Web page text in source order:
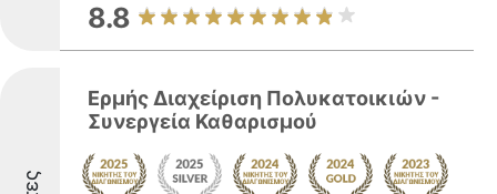
8.8
Ερμής Διαχείριση Πολυκατοικιών -
Συνεργεία Καθαρισμού